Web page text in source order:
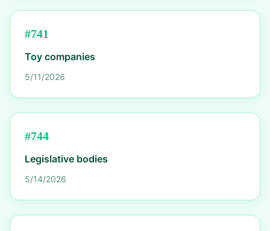
#741
Toy companies
5/11/2026
#744
Legislative bodies
5/14/2026